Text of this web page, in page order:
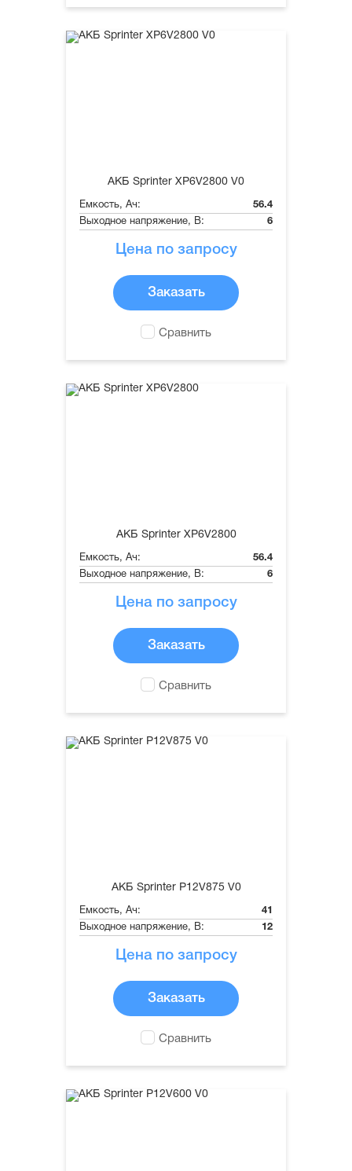
АКБ Sprinter XP6V2800 V0
Емкость, Ач:
56.4
Выходное напряжение, В:
6
Цена по запросу
Заказать
Сравнить
АКБ Sprinter XP6V2800
Емкость, Ач:
56.4
Выходное напряжение, В:
6
Цена по запросу
Заказать
Сравнить
АКБ Sprinter P12V875 V0
Емкость, Ач:
41
Выходное напряжение, В:
12
Цена по запросу
Заказать
Сравнить